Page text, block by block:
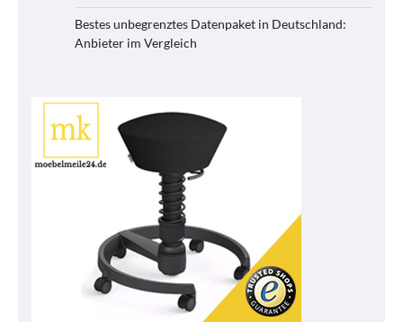
Bestes unbegrenztes Datenpaket in Deutschland:
Anbieter im Vergleich